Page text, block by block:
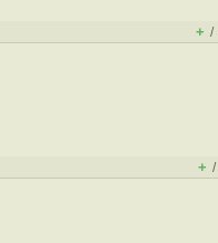
+ /
+ /